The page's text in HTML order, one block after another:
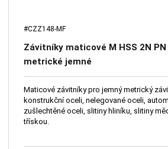
#CZZ148-MF
Závitníky maticové M HSS 2N
metrické jemné
Maticové závitníky pro jemný metrický závit, PN 8/3070, pro
konstrukční oceli, nelegované oceli,
zušlechtěné oceli, slitiny hliníku, slitiny
třískou.